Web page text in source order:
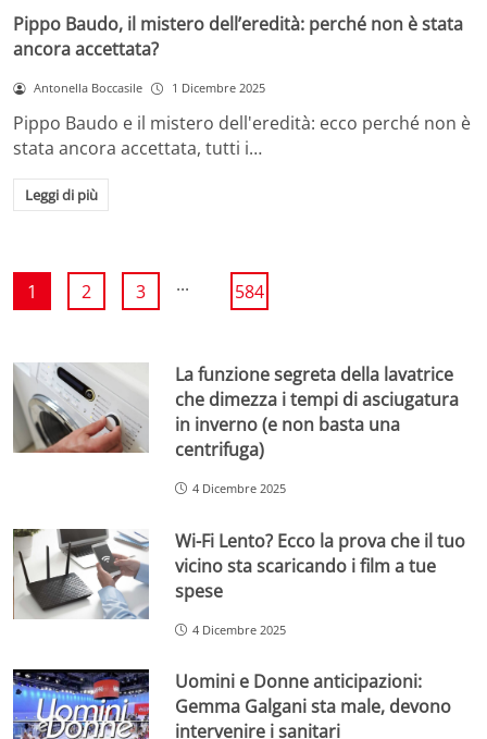
Pippo Baudo, il mistero dell’eredità: perché non è stata
ancora accettata?
Antonella Boccasile 1 Dicembre 2025
Pippo Baudo e il mistero dell'eredità: ecco perché non è
stata ancora accettata, tutti i…
Leggi di più
1 2 3 ... 584
La funzione segreta della lavatrice
che dimezza i tempi di asciugatura
in inverno (e non basta una
centrifuga)
4 Dicembre 2025
Wi-Fi Lento? Ecco la prova che il tuo
vicino sta scaricando i film a tue
spese
4 Dicembre 2025
Uomini e Donne anticipazioni:
Gemma Galgani sta male, devono
intervenire i sanitari